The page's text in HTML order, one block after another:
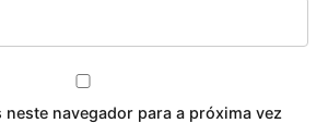
neste navegador para a próxima vez